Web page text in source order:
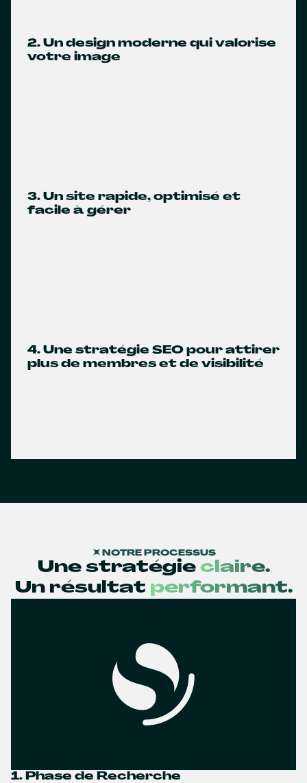
2. Un design moderne qui valorise
votre image
3. Un site rapide, optimisé et
facile à gérer
4. Une stratégie SEO pour attirer
plus de membres et de visibilité
NOTRE PROCESSUS
Une stratégie claire.
Un résultat performant.
1. Phase de Recherche